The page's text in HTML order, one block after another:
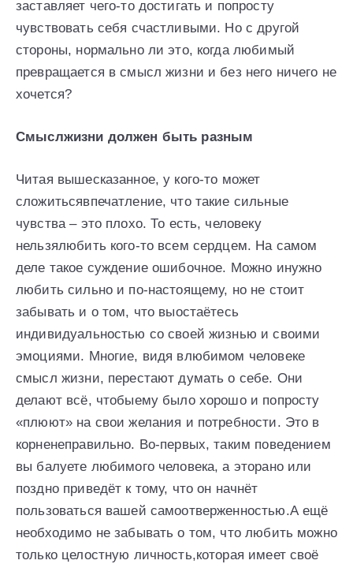
заставляет чего-то достигать и попросту
чувствовать себя счастливыми. Но с другой
стороны, нормально ли это, когда любимый
превращается в смысл жизни и без него ничего не
хочется?
Смыслжизни должен быть разным
Читая вышесказанное, у кого-то может
сложитьсявпечатление, что такие сильные
чувства – это плохо. То есть, человеку
нельзялюбить кого-то всем сердцем. На самом
деле такое суждение ошибочное. Можно инужно
любить сильно и по-настоящему, но не стоит
забывать и о том, что выостаётесь
индивидуальностью со своей жизнью и своими
эмоциями. Многие, видя влюбимом человеке
смысл жизни, перестают думать о себе. Они
делают всё, чтобыему было хорошо и попросту
«плюют» на свои желания и потребности. Это в
корненеправильно. Во-первых, таким поведением
вы балуете любимого человека, а эторано или
поздно приведёт к тому, что он начнёт
пользоваться вашей самоотверженностью.А ещё
необходимо не забывать о том, что любить можно
только целостную личность,которая имеет своё